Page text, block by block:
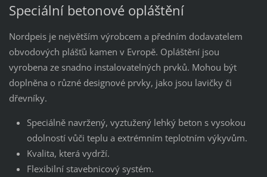
Speciální betonové opláštění
Nordpeis je největším výrobcem a předním dodavatelem
obvodových plášťů kamen v Evropě. Opláštění jsou
vyrobena ze snadno instalovatelných prvků. Mohou být
doplněna o různé designové prvky, jako jsou lavičky či
dřevníky.
Speciálně navržený, vyztužený lehký beton s vysokou
odolností vůči teplu a extrémním teplotním výkyvům.
Kvalita, která vydrží.
Flexibilní stavebnicový systém.